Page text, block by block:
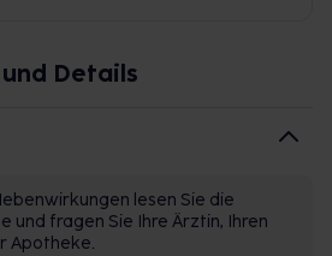
Details
lesen Sie die
und fragen Sie Ihre Ärztin, Ihren
Apotheke.